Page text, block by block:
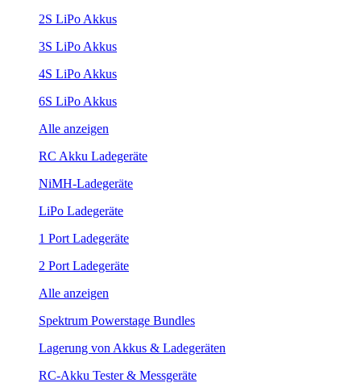
2S LiPo Akkus
3S LiPo Akkus
4S LiPo Akkus
6S LiPo Akkus
Alle anzeigen
RC Akku Ladegeräte
NiMH-Ladegeräte
LiPo Ladegeräte
1 Port Ladegeräte
2 Port Ladegeräte
Alle anzeigen
Spektrum Powerstage Bundles
Lagerung von Akkus & Ladegeräten
RC-Akku Tester & Messgeräte